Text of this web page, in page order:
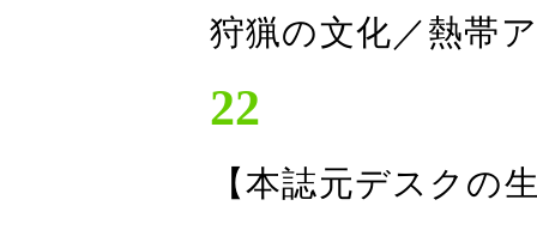
狩猟の文化／熱帯
22
【本誌元デスクの